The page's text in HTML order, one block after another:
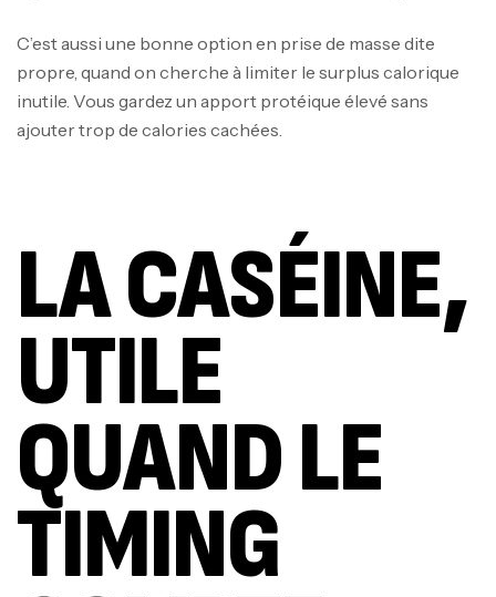
C’est aussi une bonne option en prise de masse dite
propre, quand on cherche à limiter le surplus calorique
inutile. Vous gardez un apport protéique élevé sans
ajouter trop de calories cachées.
LA CASÉINE,
UTILE
QUAND LE
TIMING